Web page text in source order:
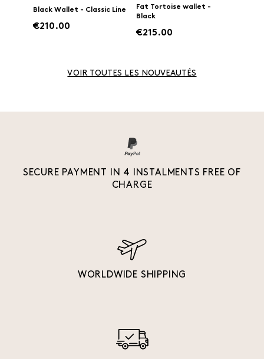
Black Wallet - Classic Line
€210.00
Fat Tortoise wallet -
Black
€215.00
VOIR TOUTES LES NOUVEAUTÉS
SECURE PAYMENT IN 4 INSTALMENTS FREE OF
CHARGE
WORLDWIDE SHIPPING